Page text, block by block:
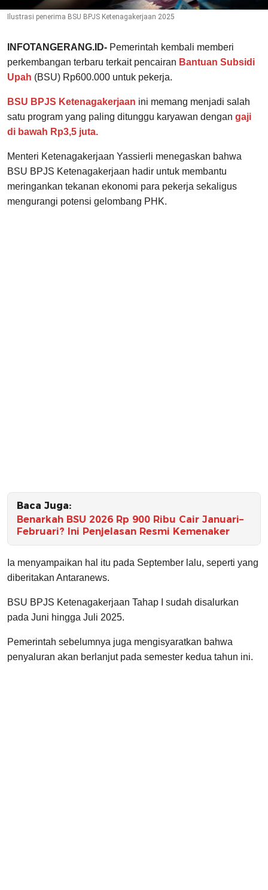
Ilustrasi penerima BSU BPJS Ketenagakerjaan 2025
INFOTANGERANG.ID- Pemerintah kembali memberi
perkembangan terbaru terkait pencairan Bantuan Subsidi
Upah (BSU) Rp600.000 untuk pekerja.
BSU BPJS Ketenagakerjaan ini memang menjadi salah
satu program yang paling ditunggu karyawan dengan gaji
di bawah Rp3,5 juta.
Menteri Ketenagakerjaan Yassierli menegaskan bahwa
BSU BPJS Ketenagakerjaan hadir untuk membantu
meringankan tekanan ekonomi para pekerja sekaligus
mengurangi potensi gelombang PHK.
Baca Juga:
Benarkah BSU 2026 Rp 900 Ribu Cair Januari–
Februari? Ini Penjelasan Resmi Kemenaker
Ia menyampaikan hal itu pada September lalu, seperti yang
diberitakan Antaranews.
BSU BPJS Ketenagakerjaan Tahap I sudah disalurkan
pada Juni hingga Juli 2025.
Pemerintah sebelumnya juga mengisyaratkan bahwa
penyaluran akan berlanjut pada semester kedua tahun ini.